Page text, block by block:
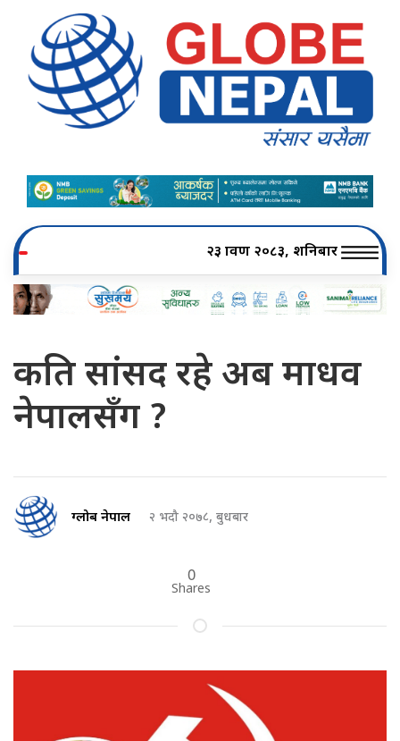
२३ श्रावण २०८३, शनिबार
कति सांसद रहे अब माधव
नेपालसँग ?
ग्लोब नेपाल २ भदौ २०७८, बुधबार
0
Shares